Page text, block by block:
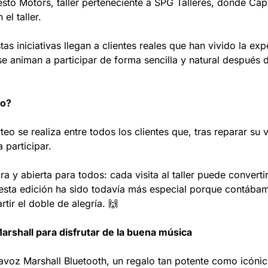
Motors, taller perteneciente a SPG Talleres, donde
el taller.
iniciativas llegan a clientes reales que han vivido la
animan a participar de forma sencilla y natural después
se realiza entre todos los clientes que, tras reparar su
participar.
y abierta para todos: cada visita al taller puede
edición ha sido todavía más especial porque
el doble de alegría. 🙌
para disfrutar de la buena música
Marshall Bluetooth, un regalo tan potente como